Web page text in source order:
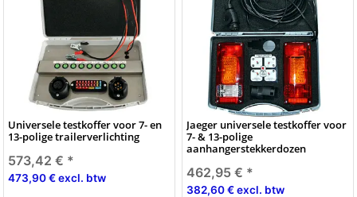
Universele testkoffer voor 7- en
13-polige trailerverlichting
573,42 € *
473,90 € excl. btw
Jaeger universele testkoffer voor
7- & 13-polige
aanhangerstekkerdozen
462,95 € *
382,60 € excl. btw